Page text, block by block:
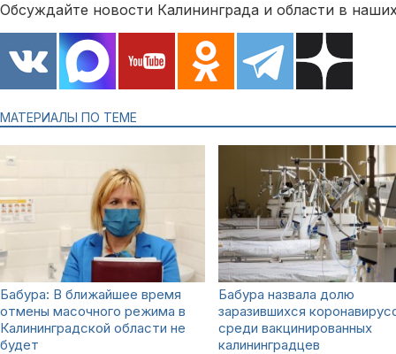
Обсуждайте новости Калининграда и области в
МАТЕРИАЛЫ ПО ТЕМЕ
Бабура: В ближайшее время
отмены масочного режима в
Калининградской области не
будет
Бабура назвала долю
заразившихся
среди вакцинированных
калининградцев